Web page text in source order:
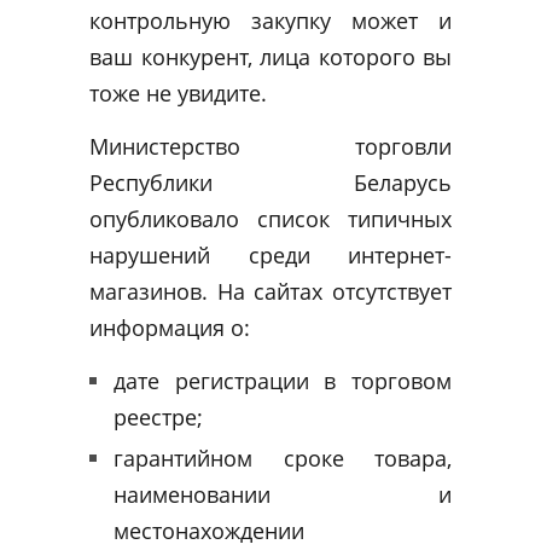
контрольную закупку может и
ваш конкурент, лица которого вы
тоже не увидите.
Министерство торговли
Республики Беларусь
опубликовало список типичных
нарушений среди интернет-
магазинов. На сайтах отсутствует
информация о:
дате регистрации в торговом
реестре;
гарантийном сроке товара,
наименовании и
местонахождении